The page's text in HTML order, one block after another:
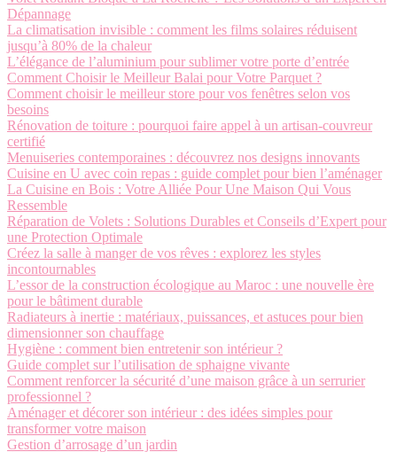
Dépannage
La climatisation invisible : comment les films solaires réduisent
jusqu’à 80% de la chaleur
L’élégance de l’aluminium pour sublimer votre porte d’entrée
Comment Choisir le Meilleur Balai pour Votre Parquet ?
Comment choisir le meilleur store pour vos fenêtres selon vos
besoins
Rénovation de toiture : pourquoi faire appel à un artisan-couvreur
certifié
Menuiseries contemporaines : découvrez nos designs innovants
Cuisine en U avec coin repas : guide complet pour bien l’aménager
La Cuisine en Bois : Votre Alliée Pour Une Maison Qui Vous
Ressemble
Réparation de Volets : Solutions Durables et Conseils d’Expert pour
une Protection Optimale
Créez la salle à manger de vos rêves : explorez les styles
incontournables
L’essor de la construction écologique au Maroc : une nouvelle ère
pour le bâtiment durable
Radiateurs à inertie : matériaux, puissances, et astuces pour bien
dimensionner son chauffage
Hygiène : comment bien entretenir son intérieur ?
Guide complet sur l’utilisation de sphaigne vivante
Comment renforcer la sécurité d’une maison grâce à un serrurier
professionnel ?
Aménager et décorer son intérieur : des idées simples pour
transformer votre maison
Gestion d’arrosage d’un jardin